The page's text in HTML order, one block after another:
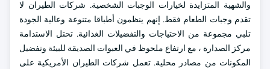
والشهية المتزايدة لخيارات الوجبات الشخصية. شركات الطيران لا
تقدم وجبات الطعام فقط. إنهم ينظمون أطباقا متنوعة وعالية الجودة
تلبي مجموعة من الاحتياجات والتفضيلات الغذائية. تحتل الاستدامة
مركز الصدارة ، مع ارتفاع ملحوظ في العبوات الصديقة للبيئة وتفضيل
المكونات من مصادر محلية. تعمل شركات الطيران الأمريكية على